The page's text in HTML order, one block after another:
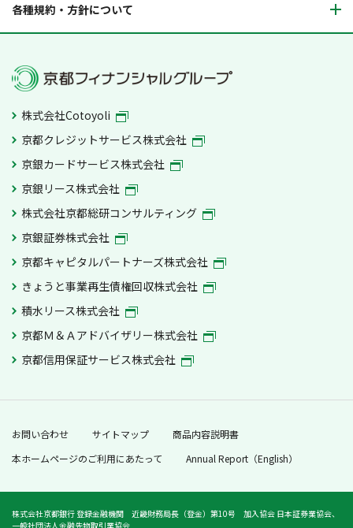
各種規約・方針について
株式会社Cotoyoli
京都クレジットサービス株式会社
京銀カードサービス株式会社
京銀リース株式会社
株式会社京都総研コンサルティング
京銀証券株式会社
京都キャピタルパートナーズ株式会社
きょうと事業再生債権回収株式会社
積水リース株式会社
京都Ｍ＆Ａアドバイザリー株式会社
京都信用保証サービス株式会社
お問い合わせ サイトマップ
商品内容説明書
本ホームページのご利用にあたって
Annual Report（English）
株式会社京都銀行 登録金融機関 近畿財務局長（登金）第10号 加入協会 日本証券業協会、
一般社団法人金融先物取引業協会